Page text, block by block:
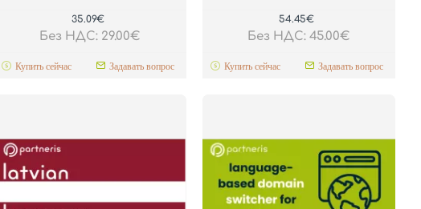
35.09€
Без НДС: 29.00€
Купить сейчас Задавать вопрос
54.45€
Без НДС: 45.00€
Купить сейчас Задавать вопрос